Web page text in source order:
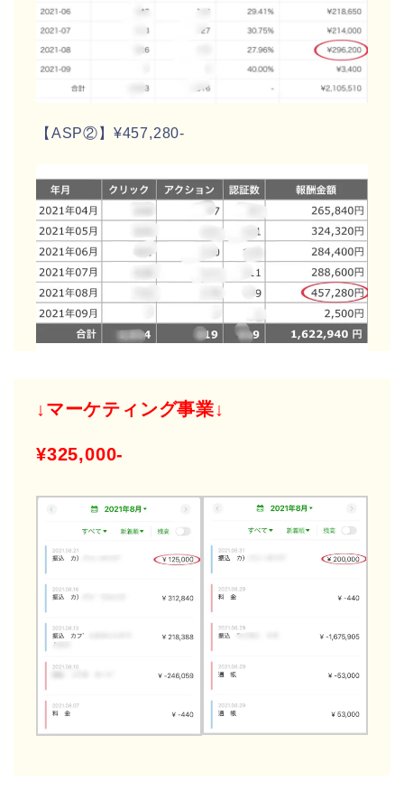
【ASP②】¥457,280-
↓マーケティング事業↓
¥325,000-